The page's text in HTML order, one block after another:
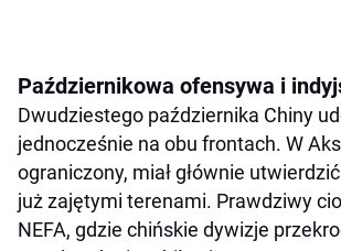
Październikowa ofensywa i
Dwudziestego października Chiny
jednocześnie na obu frontach. W
ograniczony, miał głównie
już zajętymi terenami. Prawdziwy
NEFA, gdzie chińskie dywizje